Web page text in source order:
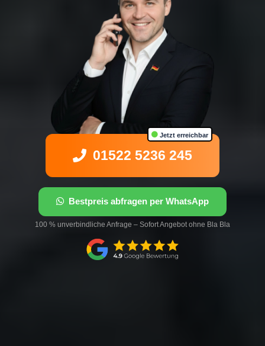
Jetzt erreichbar
01522 5236 245
Bestpreis abfragen per WhatsApp
100 % unverbindliche Anfrage – Sofort Angebot ohne Bla Bla